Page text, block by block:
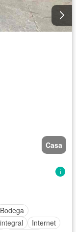
Casa
Bodega
Internet